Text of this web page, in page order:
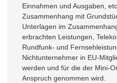
Einnahmen und Ausgaben,
Zusammenhang mit
Unterlagen im
erbrachten Leistungen,
Rundfunk- und
Nichtunternehmer in EU-
werden und für die der Mini-
Anspruch genommen wird.